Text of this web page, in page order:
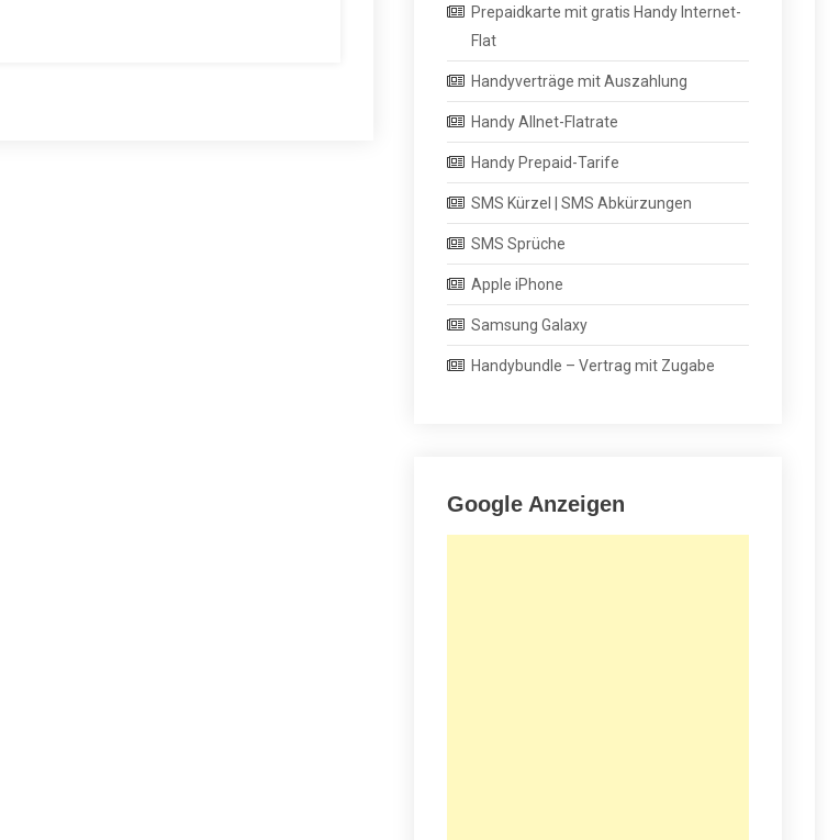
Prepaidkarte mit gratis Handy Internet-
Flat
Handyverträge mit Auszahlung
Handy Allnet-Flatrate
Handy Prepaid-Tarife
SMS Kürzel | SMS Abkürzungen
SMS Sprüche
Apple iPhone
Samsung Galaxy
Handybundle – Vertrag mit Zugabe
Google Anzeigen